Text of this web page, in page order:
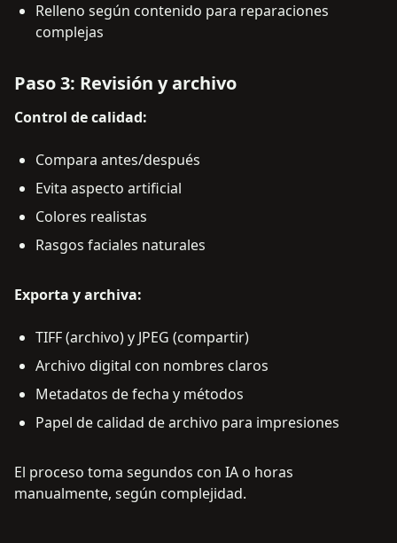
Relleno según contenido para reparaciones
complejas
Paso 3: Revisión y archivo
Control de calidad:
Compara antes/después
Evita aspecto artificial
Colores realistas
Rasgos faciales naturales
Exporta y archiva:
TIFF (archivo) y JPEG (compartir)
Archivo digital con nombres claros
Metadatos de fecha y métodos
Papel de calidad de archivo para impresiones
El proceso toma segundos con IA o horas
manualmente, según complejidad.